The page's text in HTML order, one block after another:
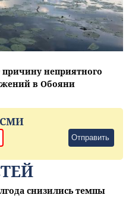
неприятного
в Обояни
Отправить
снизились темпы